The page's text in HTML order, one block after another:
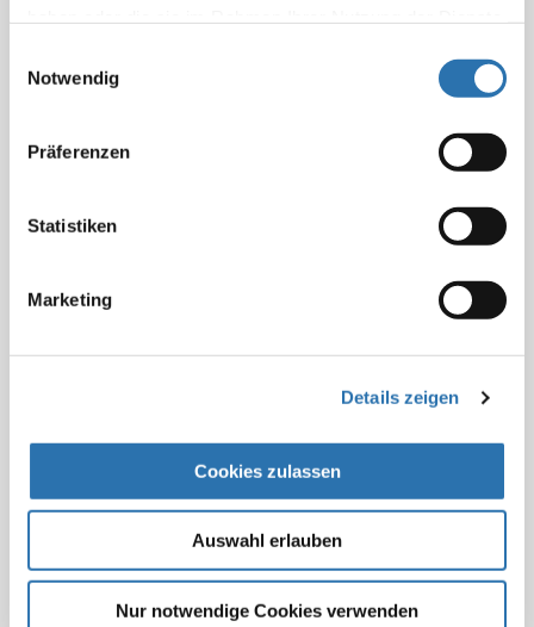
Cookies, wenn Sie unsere Webseite weiterhin
Notwendig
Präferenzen
Statistiken
Marketing
Details zeigen
Cookies zulassen
Auswahl erlauben
Nur notwendige Cookies verwenden
§ 2: Abweichende Vereinbarung
§ 3: Vergütungen
§ 4: Gebühren
§ 5a: Bemessung der Gebühren in besonderen Fällen
§ 5b: Bemessung der Gebühren beim PKV-Standardtarif
§ 7: Entschädigungen
§ 9: Reiseentschädigungen